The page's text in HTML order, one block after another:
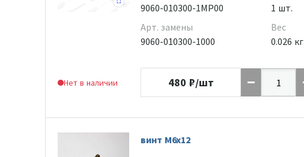
Нет в наличии
9060-010300-1MP00
Арт. замены
9060-010300-1000
1 шт.
Вес
0.026 кг
480 ₽/шт
винт М6х12